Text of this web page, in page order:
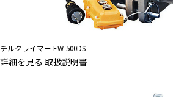
チルクライマー EW-500DS
詳細を見る 取扱説明書